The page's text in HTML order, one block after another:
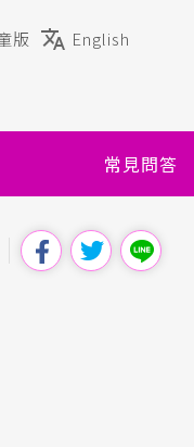
版 English
常見問答